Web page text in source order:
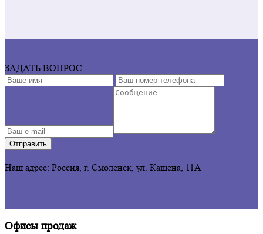
ЗАДАТЬ ВОПРОС
Отправить
Наш адрес: Россия, г. Смоленск, ул. Кашена, 11А
Офисы продаж